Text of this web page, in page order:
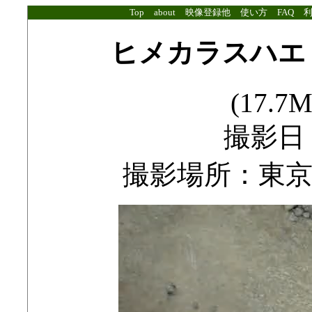
Top about 映像登録他 使い方 FAQ
ヒメカラスハ
撮影日
撮影場所：東